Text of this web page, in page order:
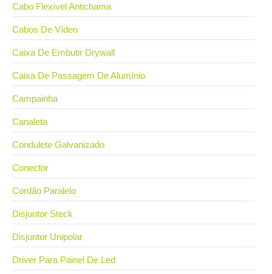
Cabo Flexível Antichama
Cabos De Vídeo
Caixa De Embutir Drywall
Caixa De Passagem De Alumínio
Campainha
Canaleta
Condulete Galvanizado
Conector
Cordão Paralelo
Disjuntor Steck
Disjuntor Unipolar
Driver Para Painel De Led